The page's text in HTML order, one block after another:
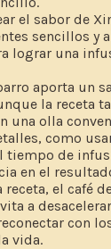
el sabor de
sencillos y
lograr una
aporta un
la receta
una olla
como
tiempo de
en el
receta, el café
a
con
vida.